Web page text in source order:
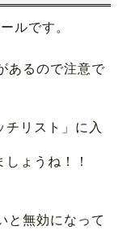
ルです。
あるので注意で
リスト」に入
ょうね！！
と無効になって